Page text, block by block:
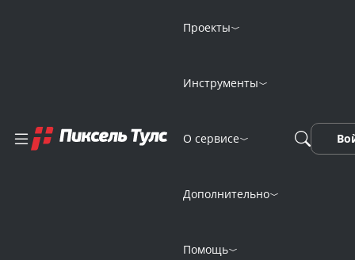
Проекты
Инструменты
О сервисе
Дополнительно
Помощь
изображений
онлайн
нейросетью Dalle